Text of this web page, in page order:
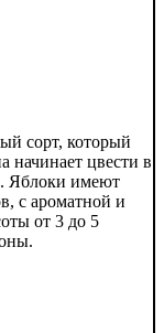
сорт, который
начинает цвести в
Яблоки имеют
с ароматной и
от 3 до 5